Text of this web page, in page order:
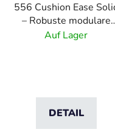
556 Cushion Ease
– Robuste modulare
Gummifliesen –
Auf Lager
DETAIL